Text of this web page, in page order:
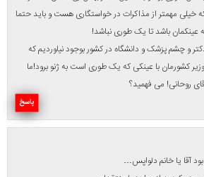
تا هروقت میخواهند مذاکره کنند!
آمریکا را می بینند خدا بیدارشان کند.
ایجاد نخواهیم کرد، مگر اینکه آدم بشود و از ظلم کردن
سرد و گرم، یعنی قلم و بیان و مسلسل را از نشانه گیری به